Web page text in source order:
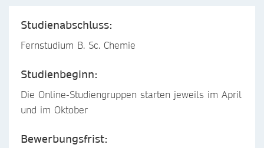
Studienabschluss:
Fernstudium B. Sc. Chemie
Studienbeginn:
Die Online-Studiengruppen starten jeweils im April
und im Oktober
Bewerbungsfrist: